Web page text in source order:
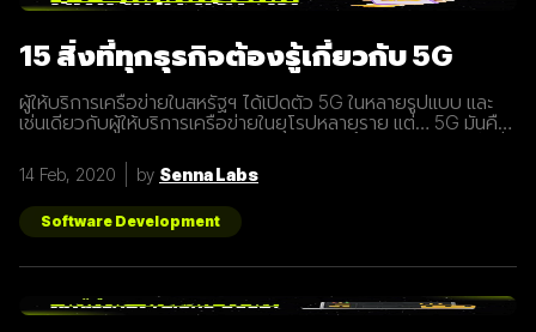
15 สิ่งที่ทุกธุรกิจต้องรู้เกี่ยวกับ 5G
ผู้ให้บริการเครือข่ายในสหรัฐฯ ได้เปิดตัว 5G ในหลายรูปแบบ และ
เช่นเดียวกับผู้ให้บริการเครือข่ายในยุโรปหลายราย แต่… 5G มันคือ
ทุกธุรกิจต้องรู้เกี่ยวกับ 5G เพราะเราปฏิเสธไม่ได้เลยว่ามันกำลังจะ
ถูกใช้งานอย่างกว้างขวางขึ้น 1. 5G หรือ Fifth-Generation คือ
ยุคใหม่ของเทคโนโลยีเครือข่ายไร้สายที่จะมาแทนที่ระบบ 4G ที่เราใช้
อยู่ในปัจจุบัน ซึ่งมันไม่ได้ถูกจำกัดแค่มือถือเท่านั้น แต่รวมถึง
อุปกรณ์ทุกชนิดที่เชื่อมต่ออินเตอร์เน็ตได้ 2. 5G คือการพัฒนา 3
ส่วนที่สำคัญที่จะนำมาสู่การเชื่อมต่ออุปกรณ์ไร้สายต่างๆ ขยาย
ตอบสนองที่รวดเร็วขึ้นในระยะเวลาที่น้อยลง ความสามารถในการ
14 Feb, 2020 by Senna Labs
Software Development